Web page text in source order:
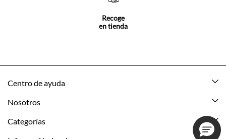
Recoge
en tienda
Centro de ayuda
Mis pedidos
Nosotros
Acerca de Tennis
Categorías
Nuevo